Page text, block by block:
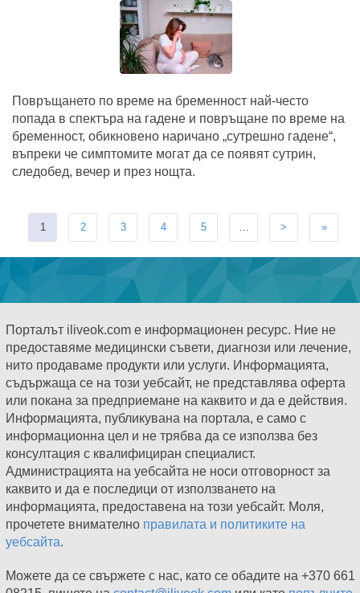
Повръщането по време на бременност най-често
попада в спектъра на гадене и повръщане по време на
бременност, обикновено наричано „сутрешно гадене“,
въпреки че симптомите могат да се появят сутрин,
следобед, вечер и през нощта.
1 2 3 4 5 … > »
Порталът iliveok.com е информационен ресурс. Ние не
предоставяме медицински съвети, диагнози или лечение,
нито продаваме продукти или услуги. Информацията,
съдържаща се на този уебсайт, не представлява оферта
или покана за предприемане на каквито и да е действия.
Информацията, публикувана на портала, е само с
информационна цел и не трябва да се използва без
консултация с квалифициран специалист.
Администрацията на уебсайта не носи отговорност за
каквито и да е последици от използването на
информацията, предоставена на този уебсайт. Моля,
прочетете внимателно правилата и политиките на
уебсайта.
Можете да се свържете с нас, като се обадите на +370 661